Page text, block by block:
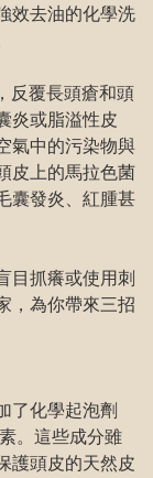
效去油的化學洗
反覆長頭瘡和頭
炎或脂溢性皮
氣中的污染物與
皮上的馬拉色菌
囊發炎、紅腫甚
目抓癢或使用刺
，為你帶來三招
了化學起泡劑
。這些成分雖
護頭皮的天然皮